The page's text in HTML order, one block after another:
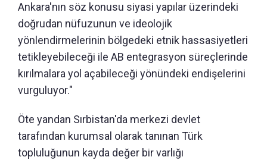
Ankara'nın söz konusu siyasi yapılar üzerindeki
doğrudan nüfuzunun ve ideolojik
yönlendirmelerinin bölgedeki etnik hassasiyetleri
tetikleyebileceği ile AB entegrasyon süreçlerinde
kırılmalara yol açabileceği yönündeki endişelerini
vurguluyor."
Öte yandan Sırbistan'da merkezi devlet
tarafından kurumsal olarak tanınan Türk
topluluğunun kayda değer bir varlığı